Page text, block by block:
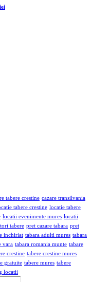
tabere crestine cazare transilvania
tabere crestine locatie tabere
locatii evenimente mures locatii
tabere pret cazare tabara pret
inchiriat tabara adulti mures tabara
vara tabara romania munte tabare
crestine tabere crestine mures
gratuite tabere mures tabere
locatii